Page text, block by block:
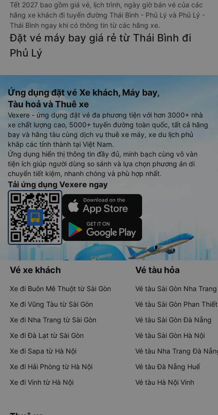
Tết 2027 bao gồm giá vé, lịch trình, ngày giờ bán vé của các
hãng xe khách đi tuyến đường Thái Bình - Phủ Lý và Phủ Lý -
Thái Bình ngay khi có thông tin từ các hãng xe.
Đặt vé máy bay giá rẻ từ Thái Bình đi
Phủ Lý
Ứng dụng đặt vé Xe khách, Máy bay,
Tàu hoả và Thuê xe
Vexere - ứng dụng đặt vé đa phương tiện với hơn 3000+ nhà
xe chất lượng cao, 5000+ tuyến đường toàn quốc, tất cả hãng
bay và hãng tàu cùng dịch vụ thuê xe máy, xe du lịch phủ
khắp các tỉnh thành tại Việt Nam.
Ứng dụng hiển thị thông tin đầy đủ, minh bạch cùng vô vàn
tiện ích giúp người dùng so sánh và lựa chọn phương án di
chuyển tiết kiệm, nhanh chóng và phù hợp nhất.
Tải ứng dụng Vexere ngay
Vé xe khách
Xe đi Buôn Mê Thuột từ Sài Gòn
Xe đi Vũng Tàu từ Sài Gòn
Xe đi Nha Trang từ Sài Gòn
Xe đi Đà Lạt từ Sài Gòn
Xe đi Sapa từ Hà Nội
Xe đi Hải Phòng từ Hà Nội
Xe đi Vinh từ Hà Nội
Vé tàu hỏa
Vé tàu Sài Gòn Nha Trang
Vé tàu Sài Gòn Phan Thiết
Vé tàu Sài Gòn Đà Nẵng
Vé tàu Sài Gòn Hà Nội
Vé tàu Nha Trang Đà
Vé tàu Đà Nẵng Huế
Vé tàu Hà Nội Vinh